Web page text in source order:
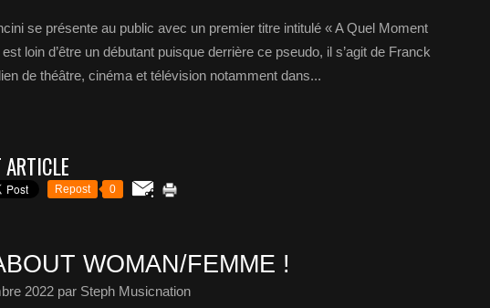
se présente au public avec un premier titre intitulé « A Quel Moment
loin d’être un débutant puisque derrière ce pseudo, il s’agit de Franck
de théâtre, cinéma et télévision notamment dans...
ARTICLE
Repost 0
WOMAN/FEMME !
2022 par Steph Musicnation